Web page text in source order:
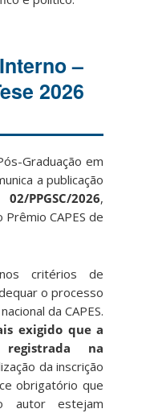
–
2026
Graduação em
a publicação
PPGSC/2026,
CAPES de
critérios de
o processo
da CAPES.
exigido que a
na
da inscrição
obrigatório que
autor estejam